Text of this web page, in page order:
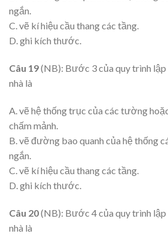
ngắn.
C. vẽ kí hiệu cầu thang các tầng.
D. ghi kích thước.
Câu 19(NB): Bước 3 của quy trình
nhà là
A. vẽ hệ thống trục của các tường
chấm mảnh.
B. vẽ đường bao quanh của hệ thống
ngắn.
C. vẽ kí hiệu cầu thang các tầng.
D. ghi kích thước.
Câu 20(NB): Bước 4 của quy trình
nhà là